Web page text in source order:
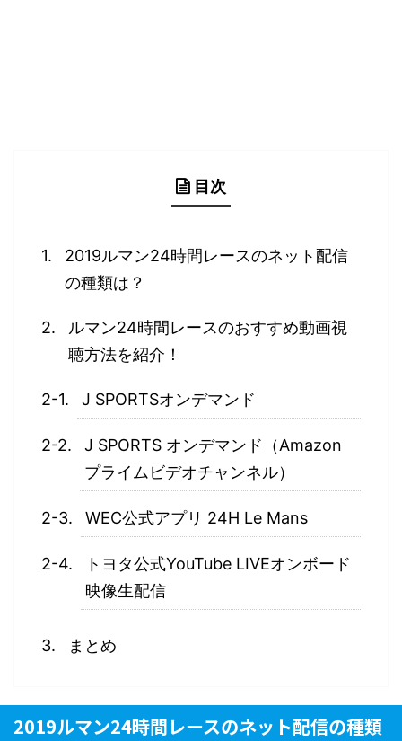
目次
2019ルマン24時間レースのネット配信
の種類は？
ルマン24時間レースのおすすめ動画視
聴方法を紹介！
J SPORTSオンデマンド
J SPORTS オンデマンド（Amazon
プライムビデオチャンネル）
WEC公式アプリ 24H Le Mans
トヨタ公式YouTube LIVEオンボード
映像生配信
まとめ
2019ルマン24時間レースのネット配信の種類